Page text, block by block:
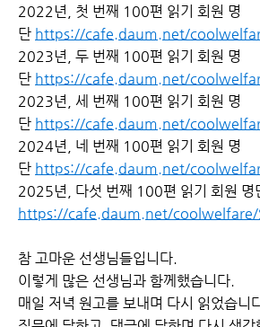
2022년, 첫 번째 100편 읽기 회원 명
단 https://cafe.daum.net/
2023년, 두 번째 100편 읽기 회원 명
단 https://cafe.daum.net/
2023년, 세 번째 100편 읽기 회원 명
단 https://cafe.daum.net/
2024년, 네 번째 100편 읽기 회원 명
단 https://cafe.daum.net/
2025년, 다섯 번째 100편 읽기 회원 명
https://cafe.daum.net/coolwelfare/
참 고마운 선생님들입니다.
이렇게 많은 선생님과 함께했습니다.
매일 저녁 원고를 보내며 다시 읽었습니